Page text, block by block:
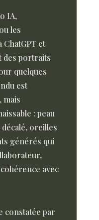
IA,
les
et
des portraits
quelques
est
mais
: peau
décalé, oreilles
générés qui
avec
constatée par